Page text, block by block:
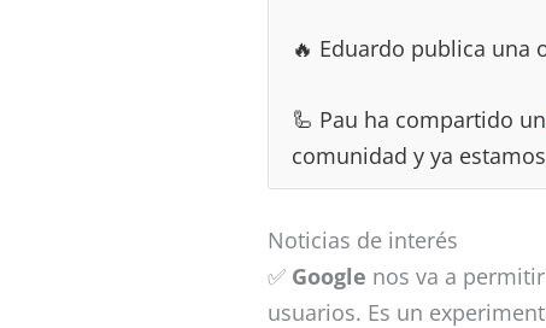
🔥 Eduardo publica una
🦾 Pau ha compartido un
comunidad y ya
Noticias de interés
✅ Google nos va a
usuarios. Es un